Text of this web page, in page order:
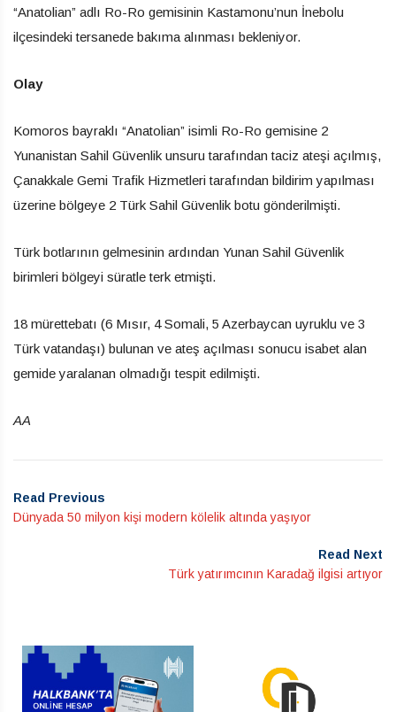
“Anatolian” adlı Ro-Ro gemisinin Kastamonu’nun İnebolu
ilçesindeki tersanede bakıma alınması bekleniyor.
Olay
Komoros bayraklı “Anatolian” isimli Ro-Ro gemisine 2
Yunanistan Sahil Güvenlik unsuru tarafından taciz ateşi açılmış,
Çanakkale Gemi Trafik Hizmetleri tarafından bildirim yapılması
üzerine bölgeye 2 Türk Sahil Güvenlik botu gönderilmişti.
Türk botlarının gelmesinin ardından Yunan Sahil Güvenlik
birimleri bölgeyi süratle terk etmişti.
18 mürettebatı (6 Mısır, 4 Somali, 5 Azerbaycan uyruklu ve 3
Türk vatandaşı) bulunan ve ateş açılması sonucu isabet alan
gemide yaralanan olmadığı tespit edilmişti.
AA
Read Previous
Dünyada 50 milyon kişi modern kölelik altında yaşıyor
Read Next
Türk yatırımcının Karadağ ilgisi artıyor